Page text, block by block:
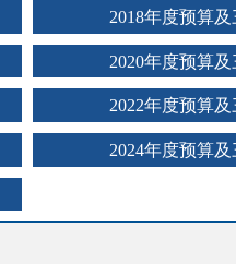
2018年度预算
2020年度预算
2022年度预算
2024年度预算